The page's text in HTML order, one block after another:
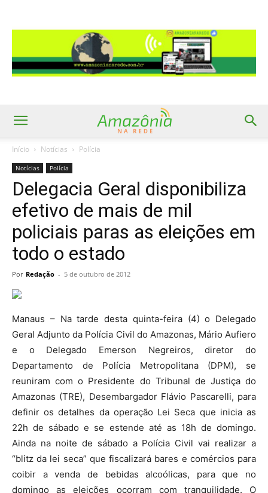
Início Notícias Polícia
Notícias Polícia
Delegacia Geral disponibiliza
efetivo de mais de mil
policiais paras as eleições em
todo o estado
Por Redação - 5 de outubro de 2012
Manaus – Na tarde desta quinta-feira (4) o Delegado
Geral Adjunto da Polícia Civil do Amazonas, Mário Aufiero
e o Delegado Emerson Negreiros, diretor do
Departamento de Polícia Metropolitana (DPM), se
reuniram com o Presidente do Tribunal de Justiça do
Amazonas (TRE), Desembargador Flávio Pascarelli, para
definir os detalhes da operação Lei Seca que inicia as
22h de sábado e se estende até as 18h de domingo.
Ainda na noite de sábado a Polícia Civil vai realizar a
“blitz da lei seca” que fiscalizará bares e comércios para
coibir a venda de bebidas alcoólicas, para que no
domingo as eleições ocorram com tranquilidade. O